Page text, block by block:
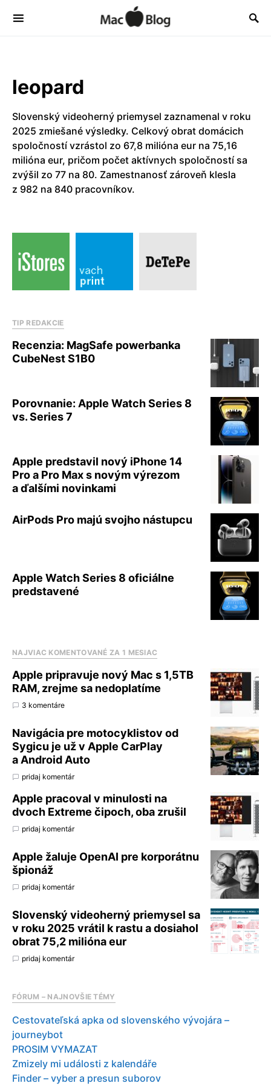
leopard
Slovenský videoherný priemysel zaznamenal v roku
2025 zmiešané výsledky. Celkový obrat domácich
spoločností vzrástol zo 67,8 milióna eur na 75,16
milióna eur, pričom počet aktívnych spoločností sa
zvýšil zo 77 na 80. Zamestnanosť zároveň klesla
z 982 na 840 pracovníkov.
TIP REDAKCIE
Recenzia: MagSafe powerbanka
CubeNest S1B0
Porovnanie: Apple Watch Series 8
vs. Series 7
Apple predstavil nový iPhone 14
Pro a Pro Max s novým výrezom
a ďalšími novinkami
AirPods Pro majú svojho nástupcu
Apple Watch Series 8 oficiálne
predstavené
NAJVIAC KOMENTOVANÉ ZA 1 MESIAC
Apple pripravuje nový Mac s 1,5TB
RAM, zrejme sa nedoplatíme
3 komentáre
Navigácia pre motocyklistov od
Sygicu je už v Apple CarPlay
a Android Auto
pridaj komentár
Apple pracoval v minulosti na
dvoch Extreme čipoch, oba zrušil
pridaj komentár
Apple žaluje OpenAI pre korporátnu
špionáž
pridaj komentár
Slovenský videoherný priemysel sa
v roku 2025 vrátil k rastu a dosiahol
obrat 75,2 milióna eur
pridaj komentár
FÓRUM – NAJNOVŠIE TÉMY
Cestovateľská apka od slovenského vývojára –
journeybot
PROSIM VYMAZAT
Zmizely mi události z kalendáře
Finder – vyber a presun suborov